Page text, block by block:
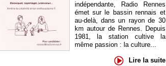
indépendante, Radio Rennes
émet sur le bassin rennais et
au-delà, dans un rayon de 30
km autour de Rennes. Depuis
1981, la station cultive la
même passion : la culture...
Lire la suite